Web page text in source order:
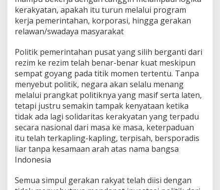
kerakyatan, apakah itu turun melalui program
kerja pemerintahan, korporasi, hingga gerakan
relawan/swadaya masyarakat
Politik pemerintahan pusat yang silih berganti dari
rezim ke rezim telah benar-benar kuat meskipun
sempat goyang pada titik momen tertentu. Tanpa
menyebut politik, negara akan selalu menang
melalui prangkat politiknya yang masif serta laten,
tetapi justru semakin tampak kenyataan ketika
tidak ada lagi solidaritas kerakyatan yang terpadu
secara nasional dari masa ke masa, keterpaduan
itu telah terkapling-kapling, terpisah, bersporadis
liar tanpa kesamaan arah atas nama bangsa
Indonesia
Semua simpul gerakan rakyat telah diisi dengan